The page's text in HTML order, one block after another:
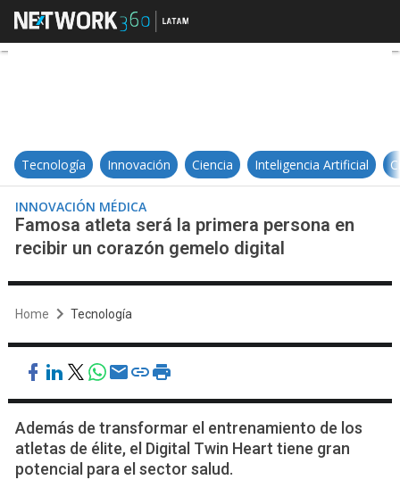
Famosa atleta será la primera
Tecnología Innovación Ciencia Inteligencia Artificial
INNOVACIÓN MÉDICA
Famosa atleta será la primera persona en
recibir un corazón gemelo digital
Home Tecnología
Además de transformar el entrenamiento de los
atletas de élite, el Digital Twin Heart tiene gran
potencial para el sector salud.